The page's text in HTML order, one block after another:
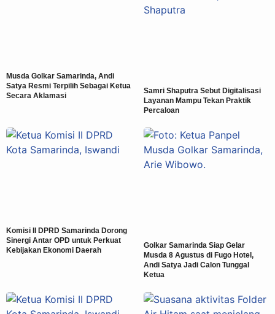
Musda Golkar Samarinda, Andi
Satya Resmi Terpilih Sebagai Ketua
Secara Aklamasi
Samri Shaputra Sebut Digitalisasi
Layanan Mampu Tekan Praktik
Percaloan
Komisi II DPRD Samarinda Dorong
Sinergi Antar OPD untuk Perkuat
Kebijakan Ekonomi Daerah
Golkar Samarinda Siap Gelar
Musda 8 Agustus di Fugo Hotel,
Andi Satya Jadi Calon Tunggal
Ketua